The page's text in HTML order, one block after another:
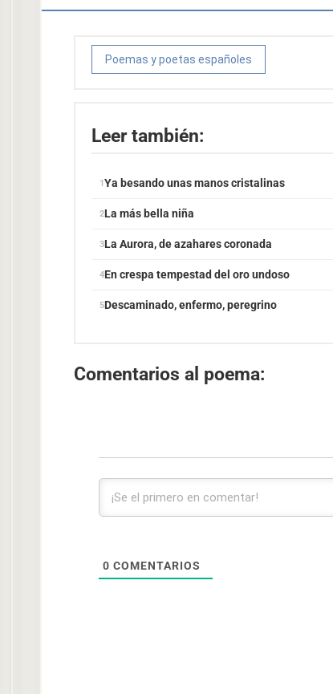
Poemas y poetas españoles
Leer también:
Ya besando unas manos cristalinas
La más bella niña
La Aurora, de azahares coronada
En crespa tempestad del oro undoso
Descaminado, enfermo, peregrino
Comentarios al poema:
0 COMENTARIOS